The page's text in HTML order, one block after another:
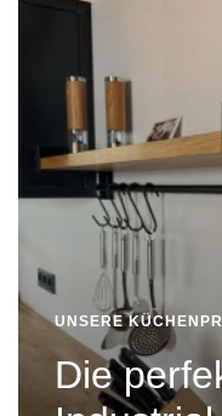
UNSERE
Die